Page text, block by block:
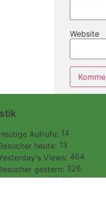
Website
Aufrufe: 14
heute: 13
Views: 464
gestern: 326
Views:202.713